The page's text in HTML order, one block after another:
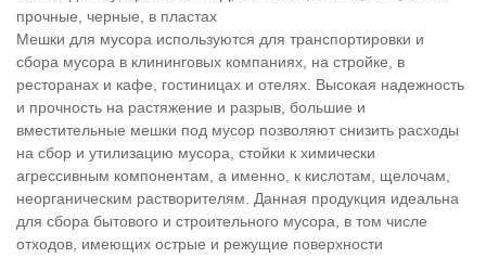
прочные, черные, в пластах
Мешки для мусора используются для транспортировки и
сбора мусора в клининговых компаниях, на стройке, в
ресторанах и кафе, гостиницах и отелях. Высокая надежность
и прочность на растяжение и разрыв, большие и
вместительные мешки под мусор позволяют снизить расходы
на сбор и утилизацию мусора, стойки к химически
агрессивным компонентам, а именно, к кислотам, щелочам,
неорганическим растворителям. Данная продукция идеальна
для сбора бытового и строительного мусора, в том числе
отходов, имеющих острые и режущие поверхности